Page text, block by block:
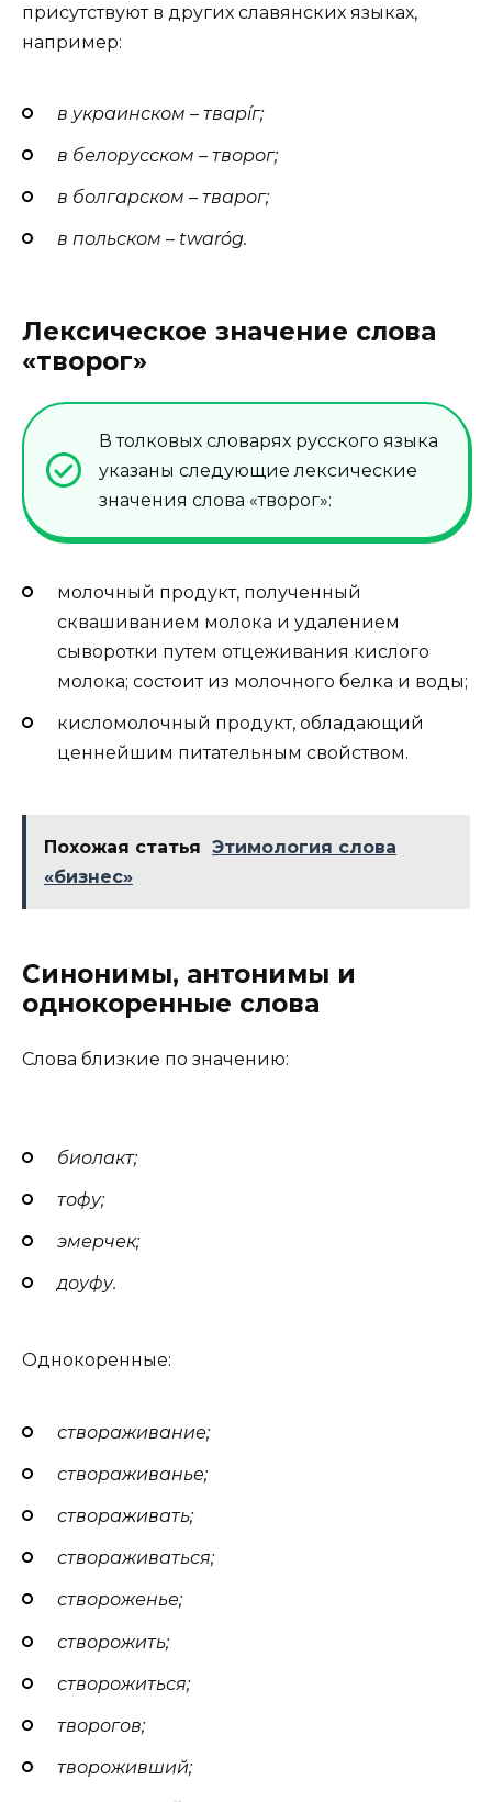
присутствуют в других славянских языках,
например:
в украинском – тварíг;
в белорусском – творог;
в болгарском – тварог;
в польском – twaróg.
Лексическое значение слова
«творог»
В толковых словарях русского языка
указаны следующие лексические
значения слова «творог»:
молочный продукт, полученный
сквашиванием молока и удалением
сыворотки путем отцеживания кислого
молока; состоит из молочного белка и воды;
кисломолочный продукт, обладающий
ценнейшим питательным свойством.
Похожая статья Этимология слова
«бизнес»
Синонимы, антонимы и
однокоренные слова
Слова близкие по значению:
биолакт;
тофу;
эмерчек;
доуфу.
Однокоренные:
створаживание;
створаживанье;
створаживать;
створаживаться;
створоженье;
створожить;
створожиться;
творогов;
твороживший;